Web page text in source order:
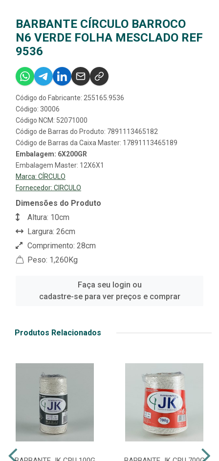
BARBANTE CÍRCULO BARROCO
N6 VERDE FOLHA MESCLADO REF
9536
Código do Fabricante: 255165.9536
Código: 30006
Código NCM: 52071000
Código de Barras do Produto: 7891113465182
Código de Barras da Caixa Master: 17891113465189
Embalagem: 6X200GR
Embalagem Master: 12X6X1
Marca: CÍRCULO
Fornecedor: CIRCULO
Dimensões do Produto
Altura: 10cm
Largura: 26cm
Comprimento: 28cm
Peso: 1,260Kg
Faça seu login ou
cadastre-se para ver preços e comprar
Produtos Relacionados